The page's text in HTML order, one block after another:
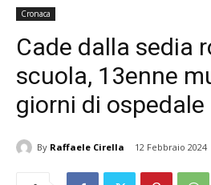
Cronaca
Cade dalla sedia
scuola, 13enne
giorni di ospedale
By Raffaele Cirella 12 Febbraio 2024